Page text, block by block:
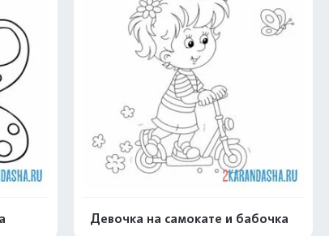
Девочка на самокате и бабочка